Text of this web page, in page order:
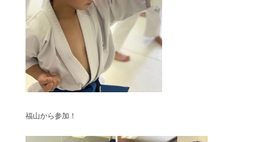
福山から参加！